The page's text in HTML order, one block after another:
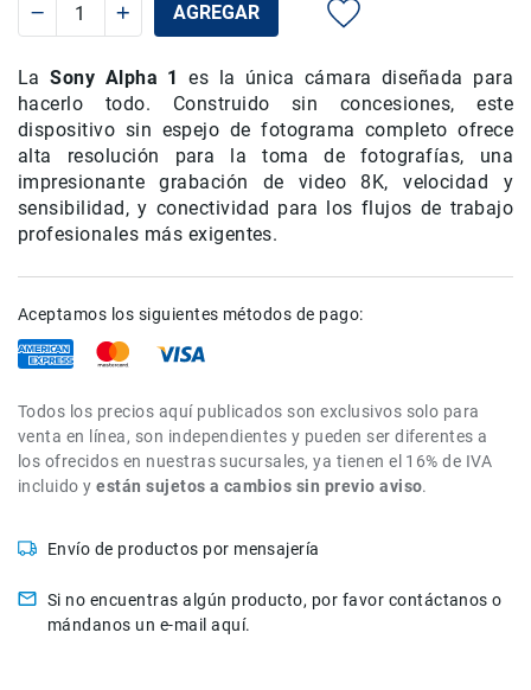
Follow
Focus
Accesorios
de
acción
Sistemas
de
intercomunicación
Kits
Videolamparas
Switcheras
video
Cinema
Lentes
para
Cine
Camaras
de
AGREGAR
LaSony Alpha 1 es la única cámara diseñada para
hacerlo todo. Construido sin concesiones, este
dispositivo sin espejo de fotograma completo ofrece
alta resolución para la toma de fotografías, una
impresionante grabación de video 8K, velocidad y
sensibilidad, y conectividad para los flujos de trabajo
profesionales más exigentes.
Aceptamos los siguientes métodos de pago:
Todos los precios aquí publicados son exclusivos solo para
venta en línea, son independientes y pueden ser diferentes a
los ofrecidos en nuestras sucursales, ya tienen el 16% de IVA
incluido yestán sujetos a cambios sin previo aviso.
Envío de productos por mensajería
Si no encuentras algún producto, por favor contáctanos o
mándanos un e-mail aquí.